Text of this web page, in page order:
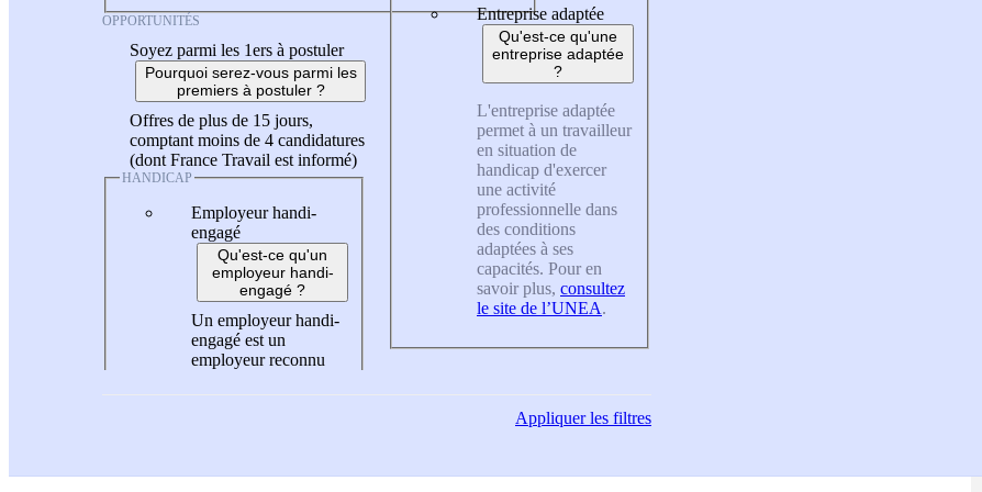
OPPORTUNITÉS
Soyez parmi les 1ers à postuler
Pourquoi serez-vous parmi les
premiers à postuler ?
Offres de plus de 15 jours,
comptant moins de 4 candidatures
(dont France Travail est informé)
HANDICAP
Employeur handi-
engagé
Qu'est-ce qu'un
employeur handi-
engagé ?
Un employeur handi-
engagé est un
employeur reconnu
Entreprise adaptée
Qu'est-ce qu'une
entreprise adaptée
?
L'entreprise adaptée
permet à un travailleur
en situation de
handicap d'exercer
une activité
professionnelle dans
des conditions
adaptées à ses
capacités. Pour en
savoir plus, consultez
le site de l’UNEA.
Appliquerles filtres